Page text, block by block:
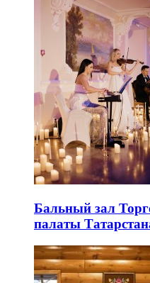
Бальный зал
палаты